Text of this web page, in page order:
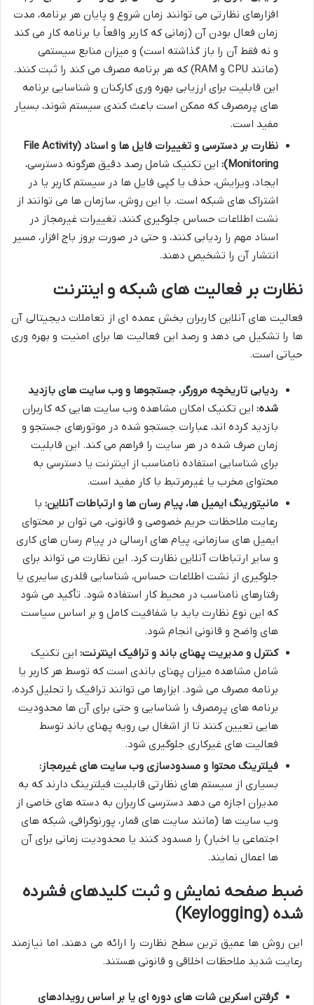
افزارهای نظارتی می توانند زمان شروع و پایان هر برنامه، مدت
زمان فعال بودن آن (زمانی که کاربر واقعاً با برنامه کار می کند
و نه فقط آن را باز گذاشته است) و میزان منابع سیستمی
(مانند CPU و RAM) که هر برنامه مصرف می کند را ثبت کنند.
این قابلیت برای ارزیابی بهره وری کارکنان و شناسایی برنامه
های پرمصرف که ممکن است باعث کندی سیستم شوند، بسیار
مفید است.
نظارت بر دسترسی و تغییرات فایل ها و اسناد (File Activity
Monitoring):
این تکنیک شامل رصد دقیق هرگونه دسترسی،
ایجاد، ویرایش، حذف یا کپی فایل ها در سیستم کاربر یا در
اشتراک های شبکه است. با این روش، سازمان ها می توانند از
نشت اطلاعات حساس جلوگیری کنند، تغییرات غیرمجاز در
اسناد مهم را ردیابی کنند، و حتی در صورت بروز باج افزار، مسیر
انتشار آن را تشخیص دهند.
نظارت بر فعالیت های شبکه و اینترنت
فعالیت های آنلاین کاربران بخش عمده ای از تعاملات دیجیتالی آن
ها را تشکیل می دهد و رصد این فعالیت ها برای امنیت و بهره وری
حیاتی است.
ردیابی تاریخچه مرورگر، جستجوها و وب سایت های بازدید
شده: این تکنیک امکان مشاهده وب سایت هایی که کاربران
بازدید کرده اند، عبارات جستجو شده در موتورهای جستجو و
زمان صرف شده در هر سایت را فراهم می کند. این قابلیت
برای شناسایی استفاده نامناسب از اینترنت یا دسترسی به
محتوای مخرب یا غیرمرتبط با کار مفید است.
مانیتورینگ ایمیل ها، پیام رسان ها و ارتباطات آنلاین: با
رعایت ملاحظات حریم خصوصی و قانونی، می توان بر محتوای
ایمیل های سازمانی، پیام های ارسالی در پیام رسان های کاری
و سایر ارتباطات آنلاین نظارت کرد. این نظارت می تواند برای
جلوگیری از نشت اطلاعات حساس، شناسایی قلدری سایبری یا
رفتارهای نامناسب در محیط کار استفاده شود. تأکید می شود
که این نوع نظارت باید با شفافیت کامل و بر اساس سیاست
های واضح و قانونی انجام شود.
کنترل و مدیریت پهنای باند و ترافیک اینترنت: این تکنیک
شامل مشاهده میزان پهنای باندی است که توسط هر کاربر یا
برنامه مصرف می شود. ابزارها می توانند ترافیک را تحلیل کرده،
برنامه های پرمصرف را شناسایی و حتی برای آن ها محدودیت
هایی تعیین کنند تا از اشغال بی رویه پهنای باند توسط
فعالیت های غیرکاری جلوگیری شود.
فیلترینگ محتوا و مسدودسازی وب سایت های غیرمجاز:
بسیاری از سیستم های نظارتی قابلیت فیلترینگ دارند که به
مدیران اجازه می دهد دسترسی کاربران به دسته های خاصی از
وب سایت ها (مانند سایت های قمار، پورنوگرافی، شبکه های
اجتماعی یا اخبار) را مسدود کنند یا محدودیت زمانی برای آن
ها اعمال نمایند.
ضبط صفحه نمایش و ثبت کلیدهای فشرده
شده (Keylogging)
این روش ها عمیق ترین سطح نظارت را ارائه می دهند، اما نیازمند
رعایت شدید ملاحظات اخلاقی و قانونی هستند.
گرفتن اسکرین شات های دوره ای یا بر اساس رویدادهای